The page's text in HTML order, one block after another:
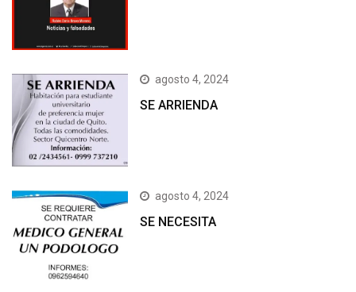
agosto 4, 2024
SE ARRIENDA
agosto 4, 2024
SE NECESITA